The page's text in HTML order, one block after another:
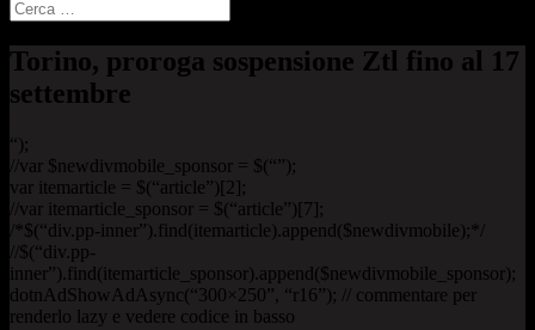
Torino, proroga sospensione Ztl fino al 17
settembre
“);
//var $newdivmobile_sponsor = $(“”);
var itemarticle = $(“article”)[2];
//var itemarticle_sponsor = $(“article”)[7];
/*$(“div.pp-inner”).find(itemarticle).append($newdivmobile);*/
//$(“div.pp-
inner”).find(itemarticle_sponsor).append($newdivmobile_sponsor);
dotnAdShowAdAsync(“300×250”, “r16”); // commentare per
renderlo lazy e vedere codice in basso